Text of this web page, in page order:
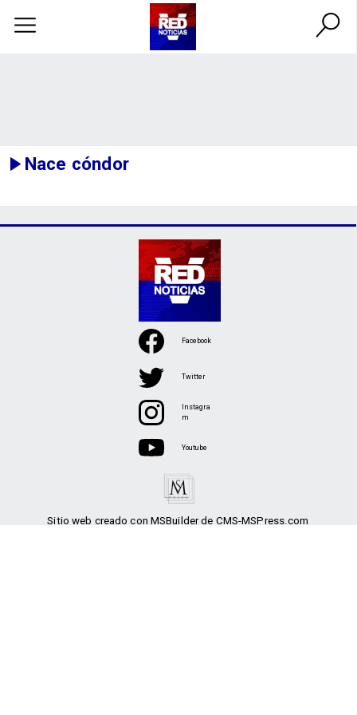
Nace cóndor
Sitio web creado con MSBuilder de CMS-MSPress.com
Facebook
Twitter
Instagra
m
Youtube